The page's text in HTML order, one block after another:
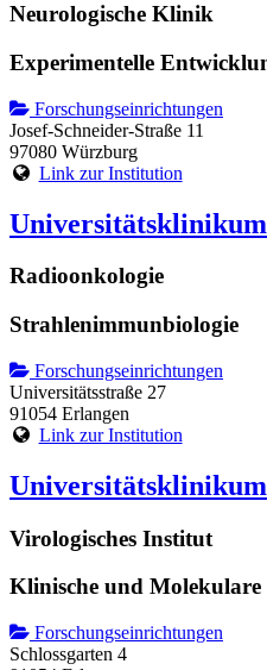
Neurologische Klinik
Experimentelle
Forschungseinrichtungen
Josef-Schneider-Straße 11
97080 Würzburg
Link zur Institution
Radioonkologie
Strahlenimmunbiologie
Forschungseinrichtungen
Universitätsstraße 27
91054 Erlangen
Link zur Institution
Virologisches Institut
Klinische und Molekulare
Forschungseinrichtungen
Schlossgarten 4